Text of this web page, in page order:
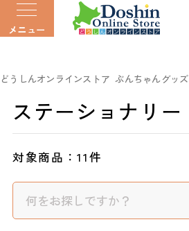
メニュー
どうしんオンラインストア ぶんちゃんグッズ
ステーショナリー
対象商品：11件